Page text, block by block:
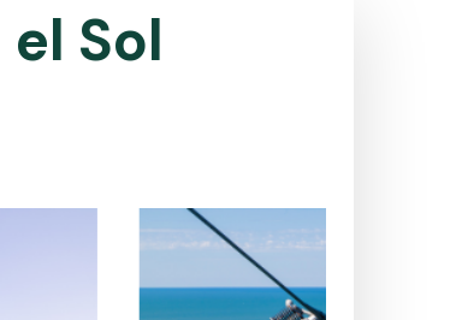
el Sol